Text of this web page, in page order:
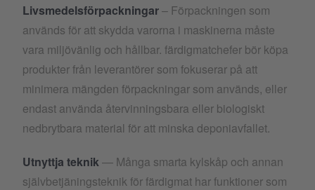
Livsmedelsförpackningar– Förpackningen som
används för att skydda varorna i maskinerna måste
vara miljövänlig och hållbar. färdigmatchefer bör köpa
produkter från leverantörer som fokuserar på att
minimera mängden förpackningar som används, eller
endast använda återvinningsbara eller biologiskt
nedbrytbara material för att minska deponiavfallet.
Utnyttja teknik— Många smarta kylskåp och annan
självbetjäningsteknik för färdigmat har funktioner som